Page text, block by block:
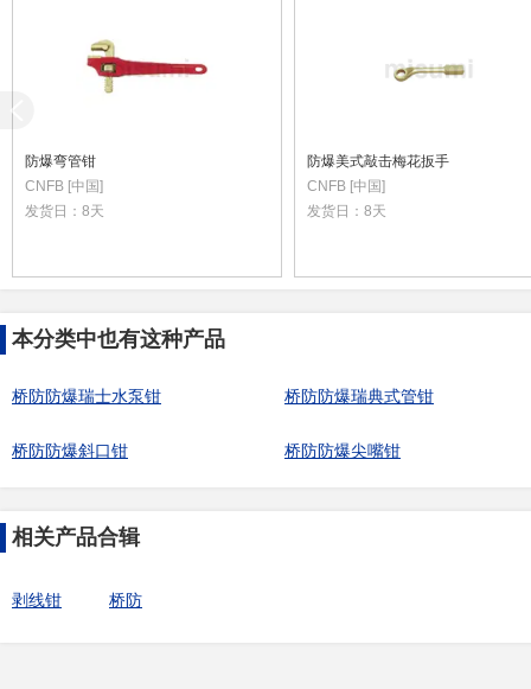
防爆弯管钳
CNFB [中国]
发货日： 8天
防爆美式敲击梅花扳手
CNFB [中国]
发货日： 8天
本分类中也有这种产品
桥防防爆瑞士水泵钳 桥防防爆瑞典式管钳
桥防防爆斜口钳 桥防防爆尖嘴钳
相关产品合辑
剥线钳 桥防